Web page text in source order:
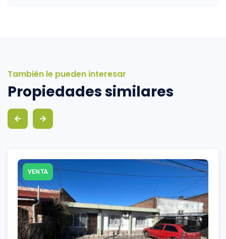
También le pueden interesar
Propiedades similares
VENTA